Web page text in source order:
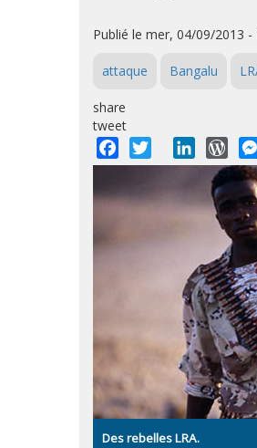
Publié le mer, 04/09/2013
attaque Bangalu
share
tweet
Facebook
Twitter LinkedIn
Des rebelles LRA.